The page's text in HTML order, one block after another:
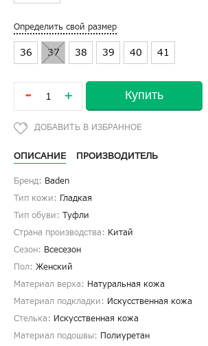
Определить свой размер
36 37 38 39 40 41
- + Купить
ОПИСАНИЕ ПРОИЗВОДИТЕЛЬ
Бренд: Baden
Тип кожи: Гладкая
Тип обуви: Туфли
Страна производства: Китай
Сезон: Всесезон
Пол: Женский
Материал верха: Натуральная кожа
Материал подкладки: Искусственная кожа
Стелька: Искусственная кожа
Материал подошвы: Полиуретан